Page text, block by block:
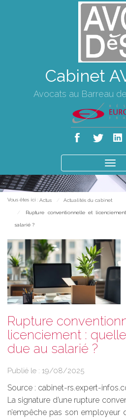
Cabinet
Avocats au Barreau
le
menu
Vous êtes ici : Actus Actualités du cabinet
Rupture conventionnelle et
salarié ?
Rupture
licenciement :
due au salarié ?
Publié le : 19/08/2025
Source : cabinet-rs.expert-
La signature d’une rupture
n’empêche pas son employeur